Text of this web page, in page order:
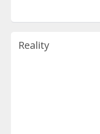
Reality